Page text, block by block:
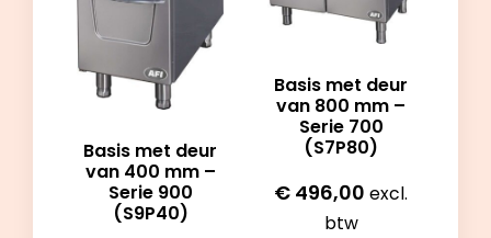
Basis met deur
van 400 mm –
Serie 900
(S9P40)
Basis met deur
van 800 mm –
Serie 700
(S7P80)
€ 496,00 excl.
btw